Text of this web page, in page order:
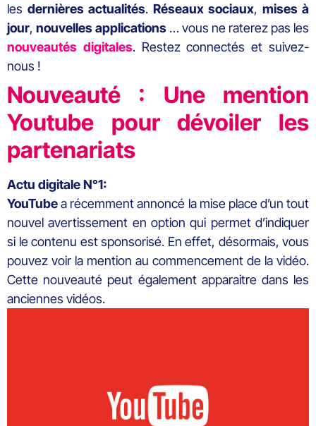
les dernières actualités. Réseaux sociaux, mises à
jour, nouvellesapplications … vous ne raterez pas les
nouveautés digitales. Restez connectés et suivez-
nous !
Nouveauté : Une mention
Youtube pour dévoiler les
partenariats
Actu digitale N°1:
YouTubea récemment annoncé la mise place d’un tout
nouvel avertissement en option qui permet d’indiquer
si le contenu est sponsorisé. En effet, désormais, vous
pouvez voir la mention au commencement de la vidéo.
Cette nouveauté peut également apparaitre dans les
anciennes vidéos.